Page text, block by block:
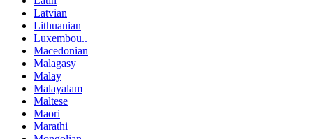
Latvian
Lithuanian
Luxembou..
Macedonian
Malagasy
Malay
Malayalam
Maltese
Maori
Marathi